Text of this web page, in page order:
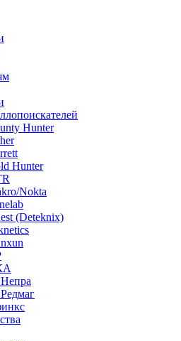
Hunter
Hunter
Nokta
(Deteknix)